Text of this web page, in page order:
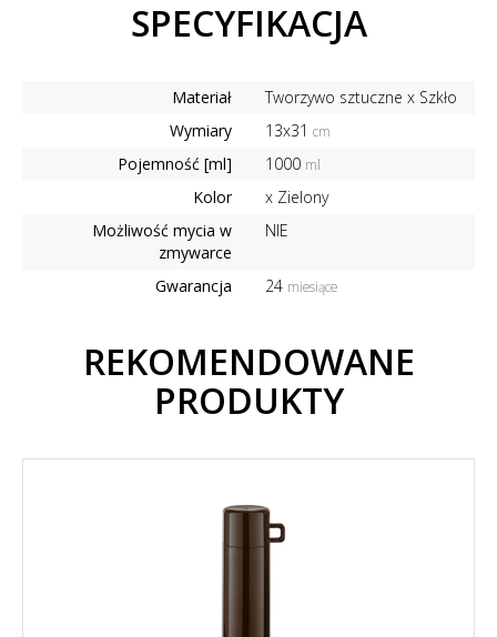
SPECYFIKACJA
Materiał
Tworzywo sztuczne x Szkło
Wymiary
13x31 cm
Pojemność [ml] 1000 ml
Kolor
x Zielony
Możliwość mycia w
zmywarce
NIE
Gwarancja 24 miesiące
REKOMENDOWANE
PRODUKTY